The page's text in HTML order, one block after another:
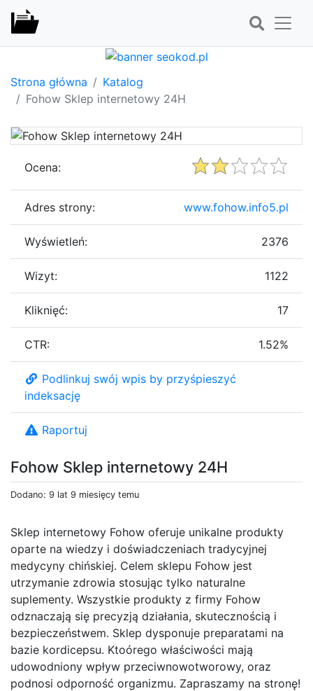
Strona główna
Katalog
Fohow Sklep internetowy 24H
Fohow Sklep internetowy 24H
Dodano: 9 lat 9 miesięcy temu
Sklep internetowy Fohow oferuje unikalne produkty
oparte na wiedzy i doświadczeniach tradycyjnej
medycyny chińskiej. Celem sklepu Fohow jest
utrzymanie zdrowia stosując tylko naturalne
suplementy. Wszystkie produkty z firmy Fohow
odznaczają się precyzją działania, skutecznością i
bezpieczeństwem. Sklep dysponuje preparatami na
bazie kordicepsu. Ktoórego właściwości mają
udowodniony wpływ przeciwnowotworowy, oraz
podnosi odporność organizmu. Zapraszamy na stronę!
Ocena:
Adres strony: www.fohow.info5.pl
Wyświetleń: 2376
Wizyt: 1122
Kliknięć: 17
CTR: 1.52%
Podlinkuj swój wpis by przyśpieszyć
indeksację
Raportuj